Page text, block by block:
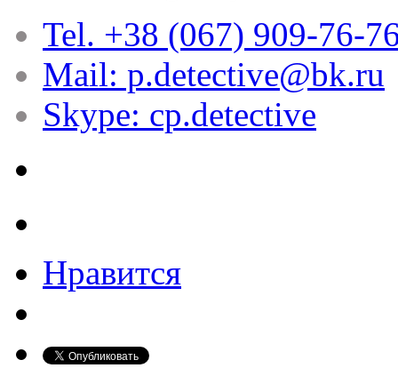
Tel. +38 (067) 909-76-
Mail: p.detective@bk.ru
Skype: cp.detective
Нравится